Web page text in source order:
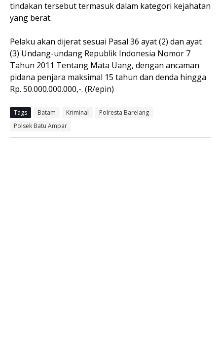
tindakan tersebut termasuk dalam kategori kejahatan
yang berat.
Pelaku akan dijerat sesuai Pasal 36 ayat (2) dan ayat
(3) Undang-undang Republik Indonesia Nomor 7
Tahun 2011 Tentang Mata Uang, dengan ancaman
pidana penjara maksimal 15 tahun dan denda hingga
Rp. 50.000.000.000,-. (R/epin)
Tags Batam Kriminal
Polresta Barelang
Polsek Batu Ampar